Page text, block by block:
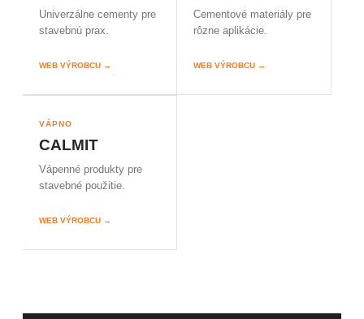
Univerzálne cementy pre
stavebnú prax.
WEB VÝROBCU →
Cementové materiály pre
rôzne aplikácie.
WEB VÝROBCU →
VÁPNO
CALMIT
Vápenné produkty pre
stavebné použitie.
WEB VÝROBCU →